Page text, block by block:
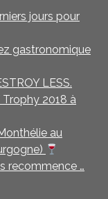
jours pour
gastronomique
LESS.
2018 à
au
recommence …